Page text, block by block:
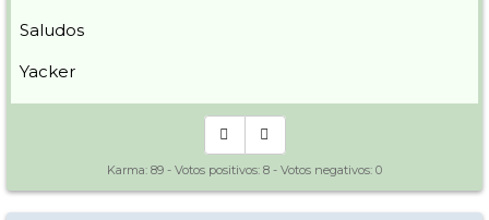
Saludos
Yacker
Karma: 89 - Votos positivos: 8 - Votos negativos: 0